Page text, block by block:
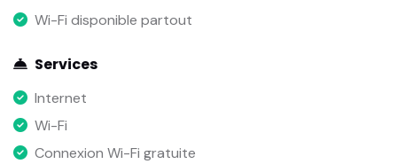
Wi-Fi disponible partout
Services
Internet
Wi-Fi
Connexion Wi-Fi gratuite